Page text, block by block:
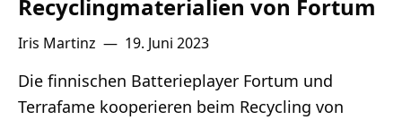
Recyclingmaterialien von Fortum
Iris Martinz — 19. Juni 2023
Die finnischen Batterieplayer Fortum und
Terrafame kooperieren beim Recycling von